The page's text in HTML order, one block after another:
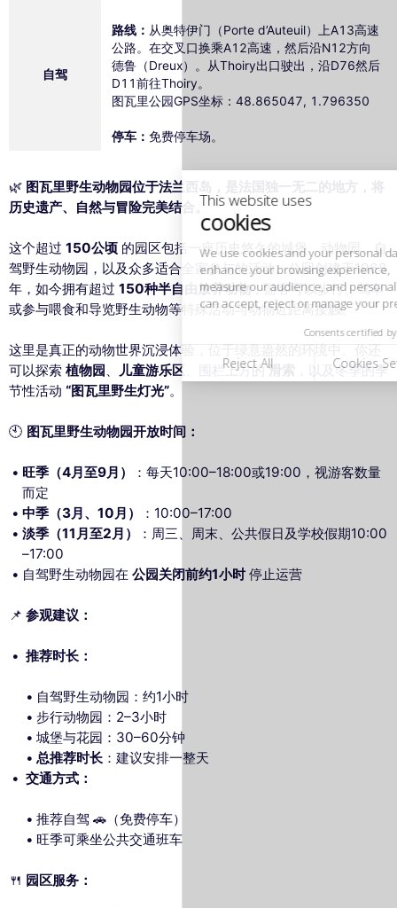
This website uses
We use cookies and your personal data to
measure our audience, and personalize the ads shown to you. You
can accept, reject or manage your preferences at any time.
Consents certified by
Reject All Cookies Settings Accept and close
自驾
路线： 从奥特伊门（Porte d’Auteuil）上A13高速
公路。在交叉口换乘A12高速，然后沿N12方向
德鲁（Dreux）。从Thoiry出口驶出，沿D76然后
D11前往Thoiry。
图瓦里公园GPS坐标：48.865047, 1.796350
停车： 免费停车场。
🌿 图瓦里野生动物园位于法兰西岛，是法国独一无二的地方，将
历史遗产、自然与冒险完美结合。
这个超过 150公顷 的园区包括一座历史悠久的城堡、动物园、自
驾野生动物园，以及众多适合全家参与的活动。公园创建于1968
年，如今拥有超过 150种半自由放养动物，游客可以步行、驾车
或参与喂食和导览野生动物等特殊活动与动物近距离接触。
这里是真正的动物世界沉浸体验，位于绿意盎然的环境中。你还
可以探索 植物园 儿童游乐区 、围栏上方的滑索
，以及冬季的季
节性活动 “图瓦里野生灯光”。
🕙 图瓦里野生动物园开放时间：
旺季（4月至9月）
：每天10:00–18:00或19:00，视游客数量
而定
中季（3月、10月）
：10:00–17:00
淡季（11月至2月）
：周三、周末、公共假日及学校假期10:00
–17:00
自驾野生动物园在公园关闭前约1小时停止运营
📌 参观建议：
推荐时长：
自驾野生动物园：约1小时
步行动物园：2–3小时
城堡与花园：30–60分钟
总推荐时长：建议安排一整天
交通方式：
推荐自驾 🚗（免费停车）
旺季可乘坐公共交通班车
🍴 园区服务：